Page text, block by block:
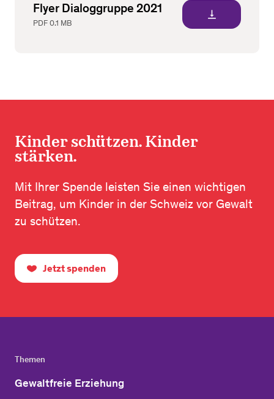
Flyer Dialoggruppe 2021
PDF 0.1 MB
vertical_align_bottom
Kinder schützen. Kinder
stärken.
Mit Ihrer Spende leisten Sie einen wichtigen
Beitrag, um Kinder in der Schweiz vor Gewalt
zu schützen.
Jetzt spenden
Themen
Gewaltfreie Erziehung